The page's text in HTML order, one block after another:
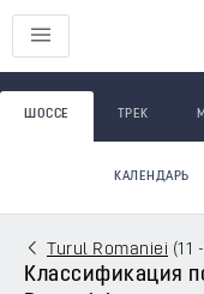
ШОССЕ ТРЕК
КАЛЕНДАРЬ
Turul Romaniei (11
Классификация